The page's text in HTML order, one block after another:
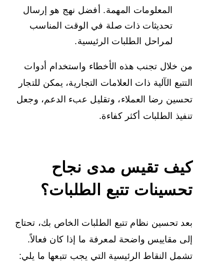
المعلومات المهمة. أفضل نهج هو إرسال
تحديثات ذات صلة في الوقت المناسب
لمراحل الطلبات الرئيسية.
من خلال تجنب هذه الأخطاء واستخدام أدوات
التتبع الآلية ذات العلامات التجارية، يمكن للتجار
تحسين رضا العملاء، وتقليل عبء الدعم، وجعل
تنفيذ الطلبات أكثر كفاءة.
كيف تقيس مدى نجاح
تحسينات تتبع الطلبات؟
بعد تحسين نظام تتبع الطلبات الخاص بك، تحتاج
إلى مقاييس واضحة لمعرفة ما إذا كان فعالاً.
تشمل النقاط الرئيسية التي يجب تتبعها ما يلي: